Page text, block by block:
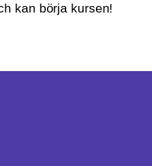
kan börja kursen!